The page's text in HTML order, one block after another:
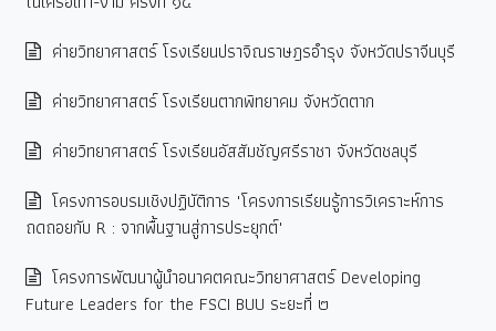
ค่ายวิทยาศาสตร์ โรงเรียนปราจิณราษฎรอำรุง จังหวัดปราจีนบุรี
ค่ายวิทยาศาสตร์ โรงเรียนตากพิทยาคม จังหวัดตาก
ค่ายวิทยาศาสตร์ โรงเรียนอัสสัมชัญศรีราชา จังหวัดชลบุรี
โครงการอบรมเชิงปฏิบัติการ "โครงการเรียนรู้การวิเคราะห์การ
ถดถอยกับ R : จากพื้นฐานสู่การประยุกต์"
โครงการพัฒนาผู้นำอนาคตคณะวิทยาศาสตร์ Developing
Future Leaders for the FSCI BUU ระยะที่ ๒